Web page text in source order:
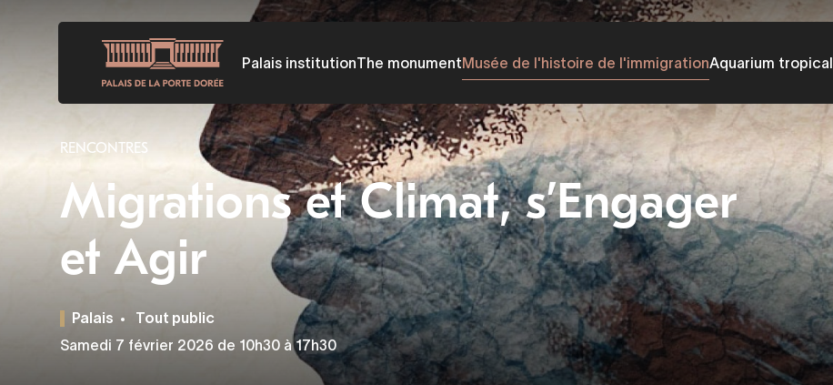
content
Palais institutionThe monumentMusée de l'histoire de l'immigrationAquarium tropical
RENCONTRES
Migrations et Climat, s’Engager
et Agir
Palais Tout public
Samedi 7 février 2026 de 10h30 à 17h30